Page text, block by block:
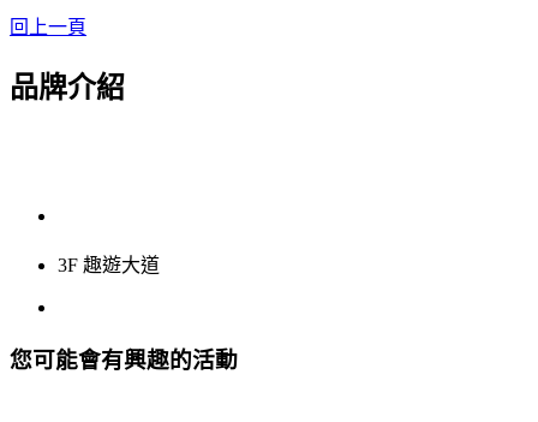
回上一頁
品牌介紹
3F 趣遊大道
您可能會有興趣的活動